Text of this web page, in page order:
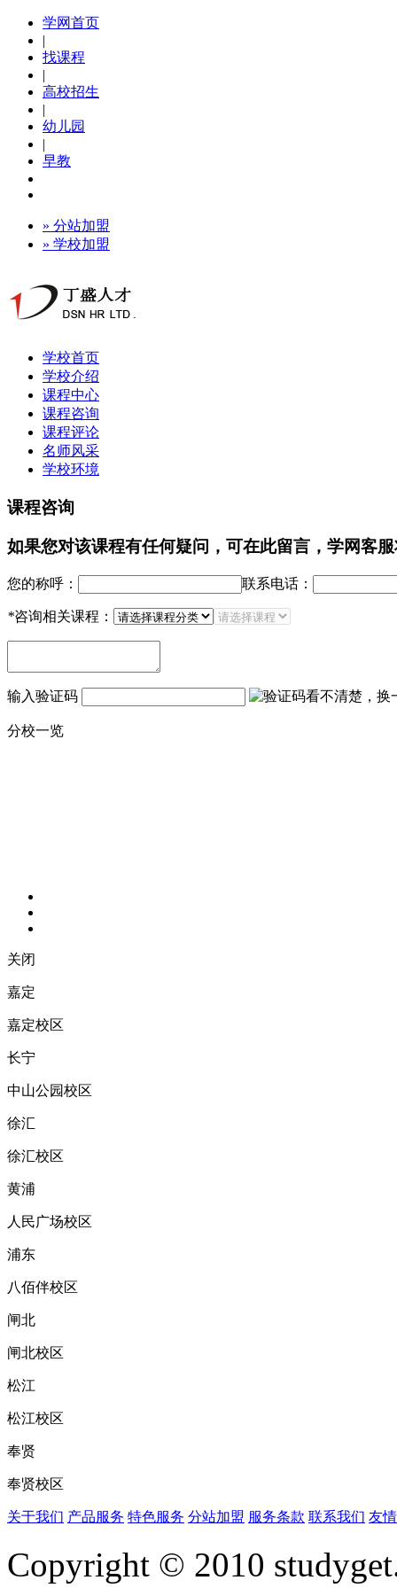
学网首页
|
找课程
|
高校招生
|
幼儿园
|
早教
» 分站加盟
» 学校加盟
学校首页
学校介绍
课程中心
课程咨询
课程评论
名师风采
学校环境
课程咨询
如果您对该课程有任何疑问，可在此留言，学网客
您的称呼： 联系电话：
*咨询相关课程：
输入验证码 看不清楚，换
分校一览
关闭
嘉定
嘉定校区
长宁
中山公园校区
徐汇
徐汇校区
黄浦
人民广场校区
浦东
八佰伴校区
闸北
闸北校区
松江
松江校区
奉贤
奉贤校区
关于我们 产品服务 特色服务 分站加盟 服务条款 联系我们 友
Copyright © 2010